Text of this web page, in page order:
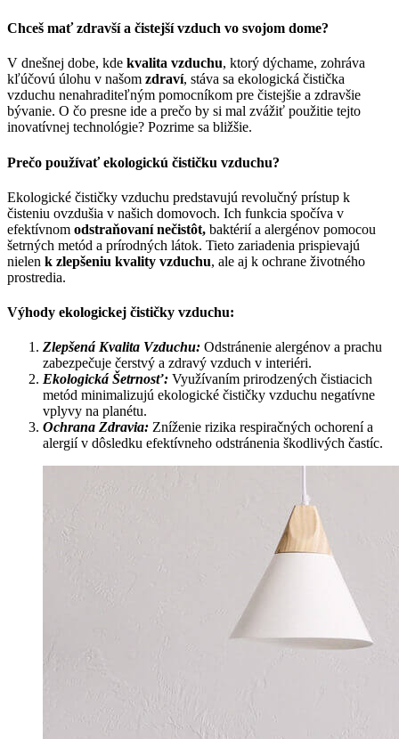
Chceš mať zdravší a čistejší vzduch vo svojom dome?
V dnešnej dobe, kde kvalita vzduchu, ktorý dýchame, zohráva
kľúčovú úlohu v našom zdraví, stáva sa ekologická čistička
vzduchu nenahraditeľným pomocníkom pre čistejšie a zdravšie
bývanie. O čo presne ide a prečo by si mal zvážiť použitie tejto
inovatívnej technológie? Pozrime sa bližšie.
Prečo používať ekologickú čističku vzduchu?
Ekologické čističky vzduchu predstavujú revolučný prístup k
čisteniu ovzdušia v našich domovoch. Ich funkcia spočíva v
efektívnom odstraňovaní nečistôt, baktérií a alergénov pomocou
šetrných metód a prírodných látok. Tieto zariadenia prispievajú
nielen k zlepšeniu kvality vzduchu, ale aj k ochrane životného
prostredia.
Výhody ekologickej čističky vzduchu:
Zlepšená Kvalita Vzduchu: Odstránenie alergénov a prachu
zabezpečuje čerstvý a zdravý vzduch v interiéri.
Ekologická Šetrnosť: Využívaním prirodzených čistiacich
metód minimalizujú ekologické čističky vzduchu negatívne
vplyvy na planétu.
Ochrana Zdravia: Zníženie rizika respiračných ochorení a
alergií v dôsledku efektívneho odstránenia škodlivých častíc.